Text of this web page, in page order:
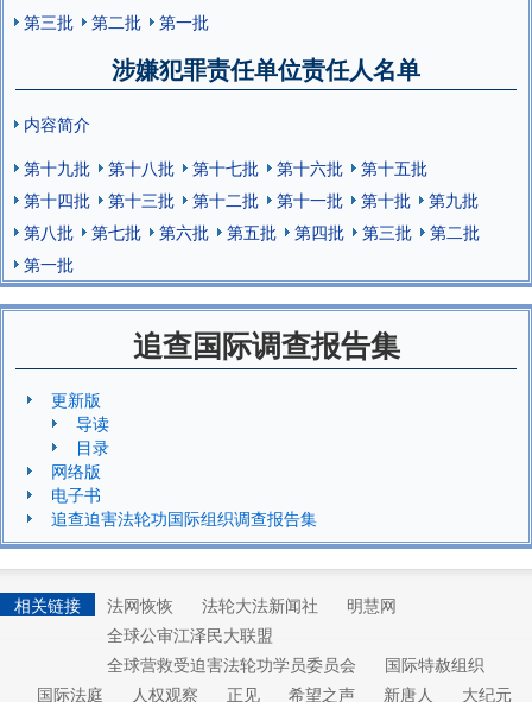
第三批
第二批 第一批
涉嫌犯罪责任单位责任人名单
内容简介
第十九批
第十八批 第十七批 第十六批
第十五批
第十四批
第十三批 第十二批 第十一批 第十批
第九批
第八批
第七批 第六批 第五批 第四批 第三批
第二批
第一批
追查国际调查报告集
更新版
导读
目录
网络版
电子书
追查迫害法轮功国际组织调查报告集
相关链接 法网恢恢 法轮大法新闻社
明慧网
全球公审江泽民大联盟
全球营救受迫害法轮功学员委员会
国际特赦组织
国际法庭
人权观察 正见 希望之声 新唐人
大纪元